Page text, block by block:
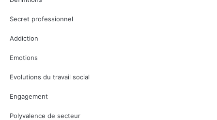
Secret professionnel
Addiction
Emotions
Evolutions du travail social
Engagement
Polyvalence de secteur